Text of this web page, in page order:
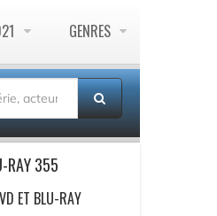
GENRES
RAY 355
ET BLU-RAY